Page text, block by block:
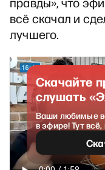
всё скачал и
лучшего.
Скачайте
слушать
Ваши любимые
в эфире! Тут